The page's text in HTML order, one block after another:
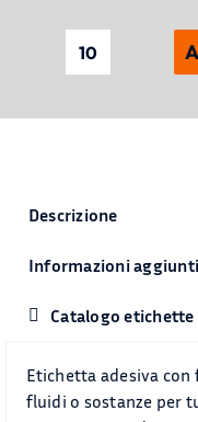
Etichetta
con
mm
quantità
Descrizione
Informazioni
Catalogo
Etichetta adesiva
fluidi o sostanze per